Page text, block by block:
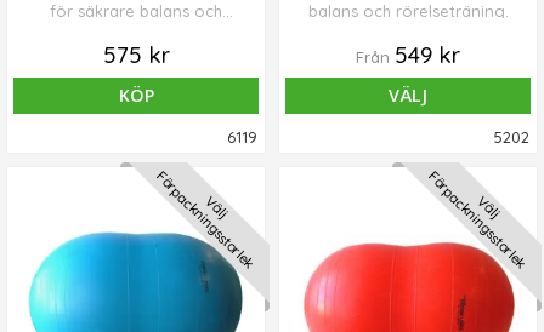
för säkrare balans och
mjuka nabbar för bättre
fäste och extra taktil
stimulering/massage.
575 kr
KÖP
6119
balans och rörelseträning.
Från 549 kr
VÄLJ
5202
Välj
Förpackningsstorlek Välj
Förpackningsstorlek